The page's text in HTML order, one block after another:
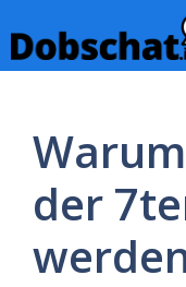
Inhalt
springen
der